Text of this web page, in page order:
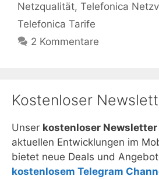
Netzqualität, Telefonica
Telefonica Tarife
2 Kommentare
Kostenloser
Unser kostenloser Newsletter
aktuellen Entwicklungen im
bietet neue Deals und
kostenlosem Telegram